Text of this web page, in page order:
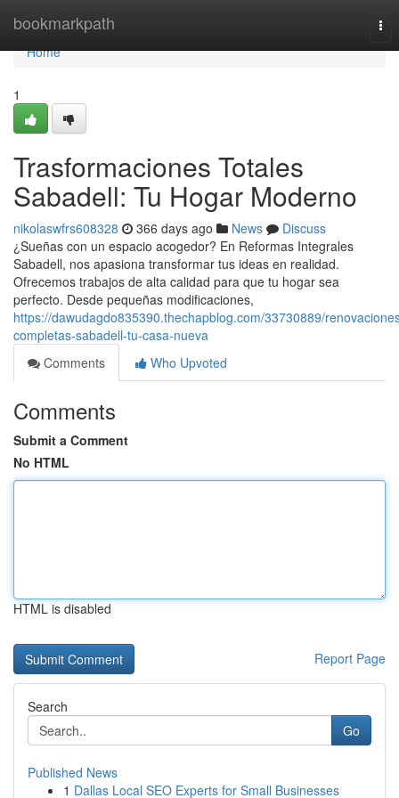
bookmarkpath
Home
Home
1
Trasformaciones Totales
Sabadell: Tu Hogar Moderno
nikolaswfrs608328 366 days ago News
Discuss
¿Sueñas con un espacio acogedor? En Reformas Integrales
Sabadell, nos apasiona transformar tus ideas en realidad.
Ofrecemos trabajos de alta calidad para que tu hogar sea
perfecto. Desde pequeñas modificaciones,
https://dawudagdo835390.thechapblog.com/33730889/
completas-sabadell-tu-casa-nueva
Comments
Who Upvoted
Comments
Submit a Comment
No HTML
HTML is disabled
Report Page
Search
Go
Published News
1 Dallas Local SEO Experts for Small Businesses